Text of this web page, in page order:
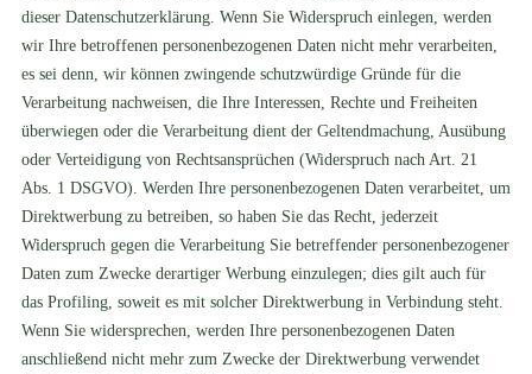
dieser Datenschutzerklärung. Wenn Sie Widerspruch einlegen, werden
wir Ihre betroffenen personenbezogenen Daten nicht mehr verarbeiten,
es sei denn, wir können zwingende schutzwürdige Gründe für die
Verarbeitung nachweisen, die Ihre Interessen, Rechte und Freiheiten
überwiegen oder die Verarbeitung dient der Geltendmachung, Ausübung
oder Verteidigung von Rechtsansprüchen (Widerspruch nach Art. 21
Abs. 1 DSGVO). Werden Ihre personenbezogenen Daten verarbeitet, um
Direktwerbung zu betreiben, so haben Sie das Recht, jederzeit
Widerspruch gegen die Verarbeitung Sie betreffender personenbezogener
Daten zum Zwecke derartiger Werbung einzulegen; dies gilt auch für
das Profiling, soweit es mit solcher Direktwerbung in Verbindung steht.
Wenn Sie widersprechen, werden Ihre personenbezogenen Daten
anschließend nicht mehr zum Zwecke der Direktwerbung verwendet